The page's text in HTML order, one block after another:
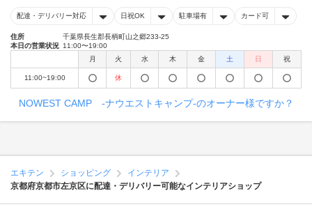
配達・デリバリー対応 日祝OK 駐車場有 カード可
住所
千葉県長生郡長柄町山之郷233-25
本日の営業状況 11:00〜19:00
月
火 水 木 金 土 日 祝
11:00~19:00 休
NOWEST CAMP -ナウエストキャンプ-のオーナー様ですか？
エキテン ショッピング
インテリア
京都府京都市左京区に配達・デリバリー可能なインテリアショップ